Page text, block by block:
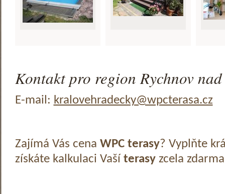
Kontakt pro region Rychnov
E-mail: kralovehradecky@wpcterasa.cz
Zajímá Vás cena WPC terasy? Vyplňte
získáte kalkulaci Vaší terasyzcela